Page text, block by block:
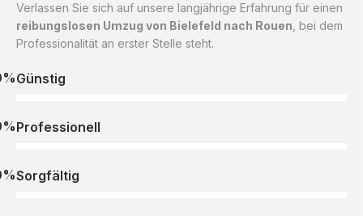
Verlassen Sie sich auf unsere langjährige Erfahrung für einen
reibungslosen Umzug von Bielefeld nach Rouen , bei dem
Professionalität an erster Stelle steht.
Günstig
Professionell
Sorgfältig